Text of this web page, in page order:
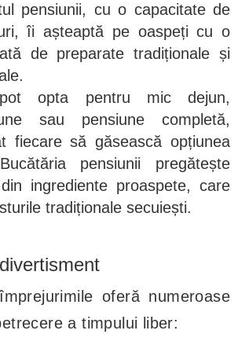
pensiunii, cu o capacitate de
îi așteaptă pe oaspeți cu o
de preparate tradiționale și
opta pentru mic dejun,
sau pensiune completă,
fiecare să găsească opțiunea
pensiunii pregătește
ingrediente proaspete, care
tradiționale secuiești.
oferă numeroase
a timpului liber: